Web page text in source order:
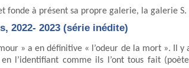
fonde à présent sa propre galerie, la galerie S.
2022- 2023 (série inédite)
» a en définitive « l’odeur de la mort ». Il
l’identifiant comme ils l’ont tous fait